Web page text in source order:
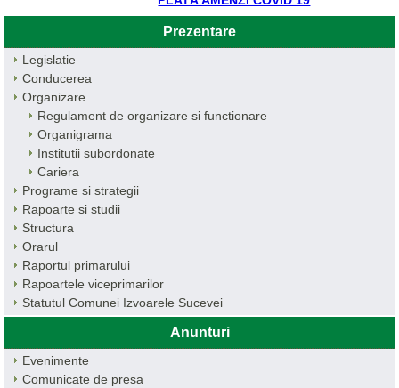
Prezentare
Legislatie
Conducerea
Organizare
Regulament de organizare si functionare
Organigrama
Institutii subordonate
Cariera
Programe si strategii
Rapoarte si studii
Structura
Orarul
Raportul primarului
Rapoartele viceprimarilor
Statutul Comunei Izvoarele Sucevei
Anunturi
Evenimente
Comunicate de presa